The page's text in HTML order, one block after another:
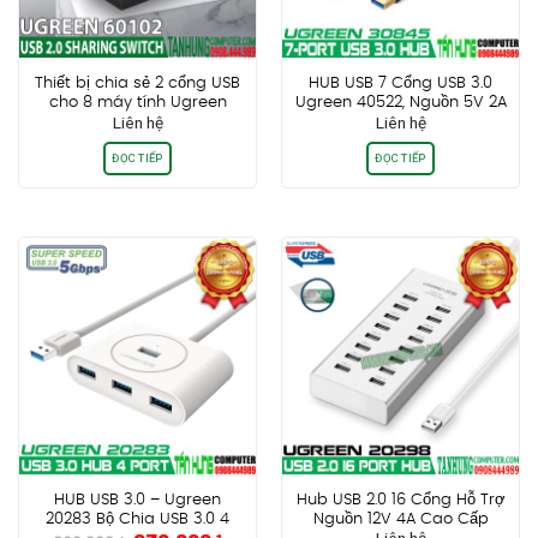
Thiết bị chia sẻ 2 cổng USB
cho 8 máy tính Ugreen
60102 cao cấp chính hãng
Liên hệ
ĐỌC TIẾP
HUB USB 7 Cổng USB 3.0
Ugreen 40522, Nguồn 5V 2A
Liên hệ
ĐỌC TIẾP
HUB USB 3.0 – Ugreen
20283 Bộ Chia USB 3.0 4
Hub USB 2.0 16 Cổng Hỗ Trợ
Nguồn 12V 4A Cao Cấp